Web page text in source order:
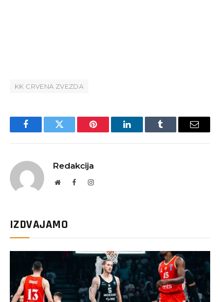
KK CRVENA ZVEZDA
FacebookTwitter Pinterest LinkedInTumblr Email
Redakcija
WebsiteFacebookInstagram
IZDVAJAMO